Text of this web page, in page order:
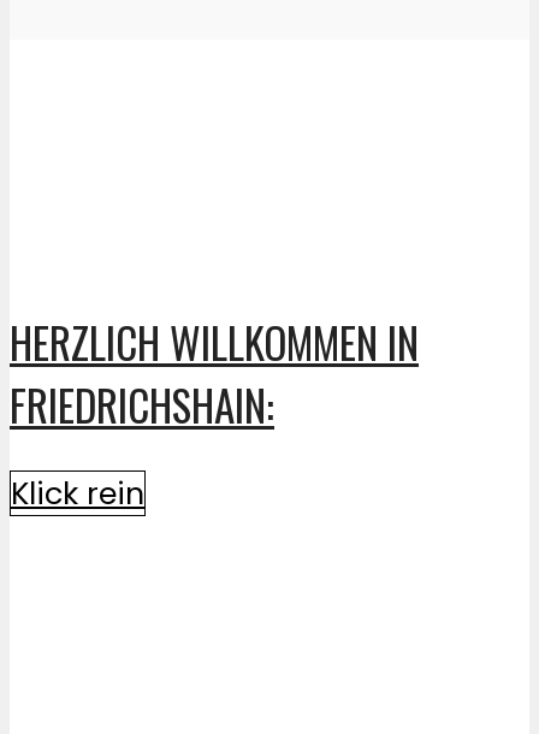
HERZLICH WILLKOMMEN IN
FRIEDRICHSHAIN:
Klick rein